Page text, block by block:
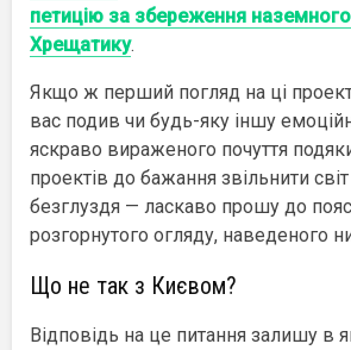
петицію за збереження
Хрещатику.
Якщо ж перший погляд на ці
вас подив чи будь-яку іншу
яскраво вираженого почуття
проектів до бажання звільнити
безглуздя — ласкаво прошу до
розгорнутого огляду, наведеного
Що не так з Києвом?
Відповідь на це питання залишу в